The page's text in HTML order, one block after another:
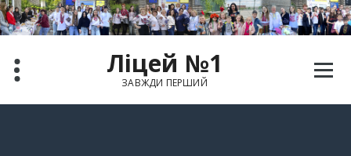
Перейти
до
вмісту
Ліцей №1
ЗАВЖДИ ПЕРШИЙ